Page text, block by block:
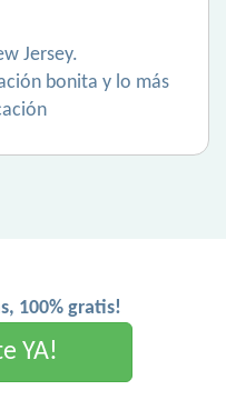
Jersey.
bonita y lo más
100% gratis!
YA!